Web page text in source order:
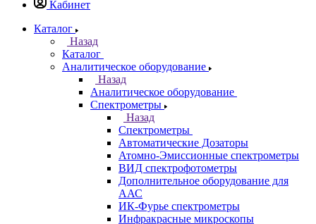
Казань
Назад
Города
Санкт-Петербург